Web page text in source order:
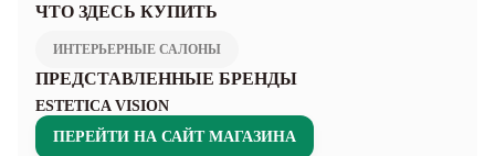
ЧТО ЗДЕСЬ КУПИТЬ
ИНТЕРЬЕРНЫЕ САЛОНЫ
ПРЕДСТАВЛЕННЫЕ БРЕНДЫ
ESTETICA VISION
ПЕРЕЙТИ НА САЙТ МАГАЗИНА